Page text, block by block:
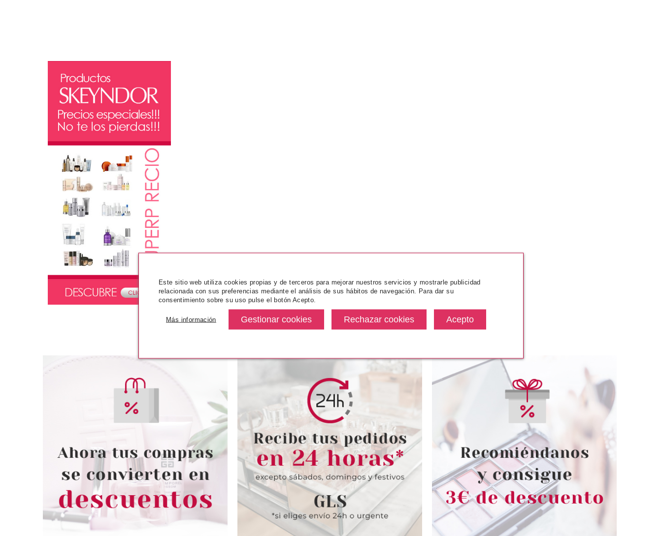
Este sitio web utiliza cookies propias y de terceros para mejorar nuestros servicios y mostrarle publicidad
relacionada con sus preferencias mediante el análisis de sus hábitos de navegación. Para dar su
consentimiento sobre su uso pulse el botón Acepto.
Más información